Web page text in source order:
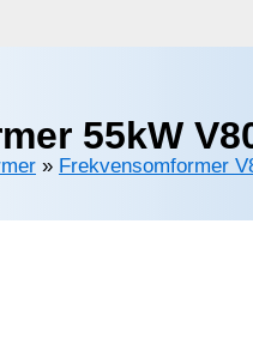
55kW
» Frekvensomformer